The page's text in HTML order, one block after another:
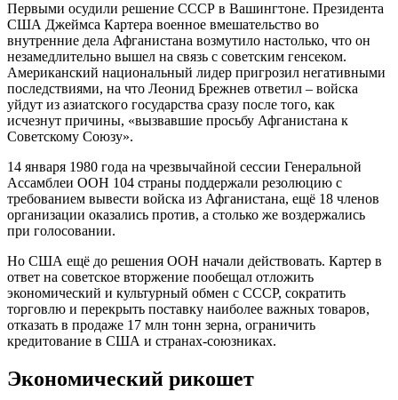
Первыми осудили решение СССР в Вашингтоне. Президента
США Джеймса Картера военное вмешательство во
внутренние дела Афганистана возмутило настолько, что он
незамедлительно вышел на связь с советским генсеком.
Американский национальный лидер пригрозил негативными
последствиями, на что Леонид Брежнев ответил – войска
уйдут из азиатского государства сразу после того, как
исчезнут причины, «вызвавшие просьбу Афганистана к
Советскому Союзу».
14 января 1980 года на чрезвычайной сессии Генеральной
Ассамблеи ООН 104 страны поддержали резолюцию с
требованием вывести войска из Афганистана, ещё 18 членов
организации оказались против, а столько же воздержались
при голосовании.
Но США ещё до решения ООН начали действовать. Картер в
ответ на советское вторжение пообещал отложить
экономический и культурный обмен с СССР, сократить
торговлю и перекрыть поставку наиболее важных товаров,
отказать в продаже 17 млн тонн зерна, ограничить
кредитование в США и странах-союзниках.
Экономический рикошет